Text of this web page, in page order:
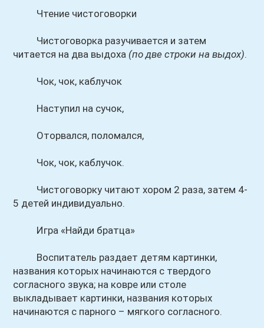
Чтение чистоговорки
Чистоговорка разучивается и затем
читается на два выдоха (по две строки на выдох).
Чок, чок, каблучок
Наступил на сучок,
Оторвался, поломался,
Чок, чок, каблучок.
Чистоговорку читают хором 2 раза, затем 4-
5 детей индивидуально.
Игра «Найди братца»
Воспитатель раздает детям картинки,
названия которых начинаются с твердого
согласного звука; на ковре или столе
выкладывает картинки, названия которых
начинаются с парного – мягкого согласного.